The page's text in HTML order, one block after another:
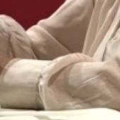
Video